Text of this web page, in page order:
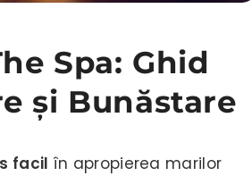
Spa: Ghid
și Bunăstare
facil în apropierea marilor